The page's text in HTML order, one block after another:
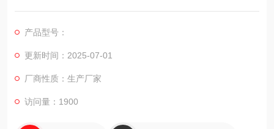
司，这里有您想要的，想看的，满意
霍尼韦尔空气呼吸器C900
科尔奇中国有限公司，销售各种国产，进口气体检测仪，气体报
产品型号：
更新时间：2025-07-01
厂商性质：生产厂家
访问量：1900